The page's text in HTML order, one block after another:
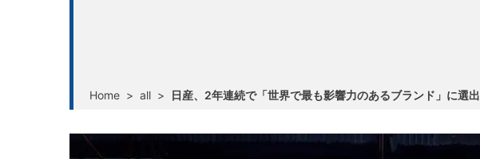
Home > all > 日産、2年連続で「世界で最も影響力のあるブランド」に選出